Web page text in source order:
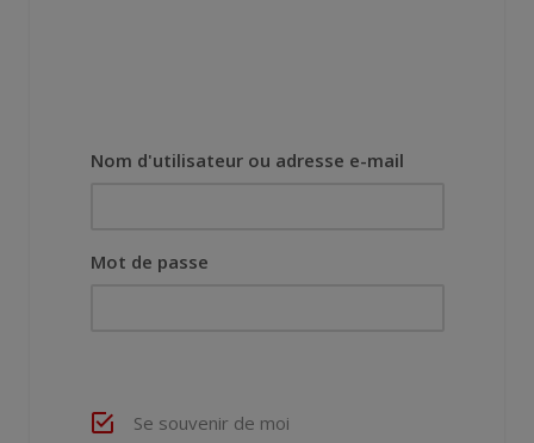
Nom d'utilisateur ou adresse e-mail
Mot de passe
Se souvenir de moi